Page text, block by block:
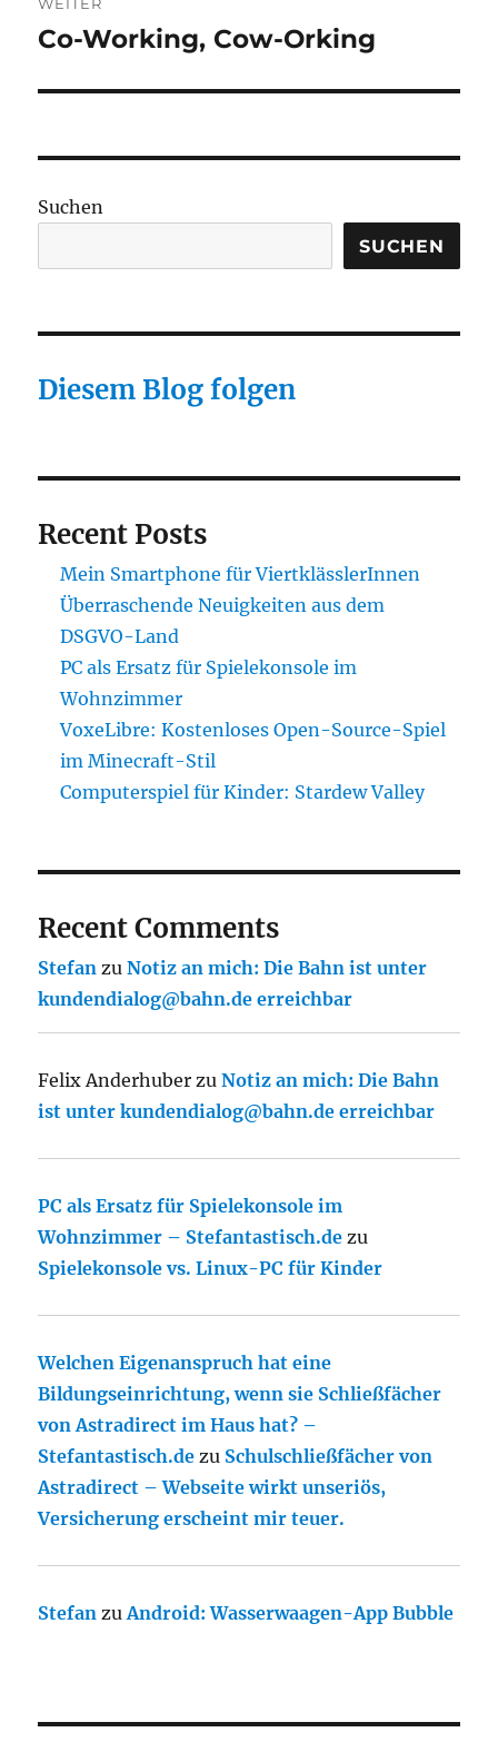
Nächster
Co-Working, Cow-Orking
Suchen
SUCHEN
Diesem Blog folgen
Recent Posts
Mein Smartphone für ViertklässlerInnen
Überraschende Neuigkeiten aus dem
DSGVO-Land
PC als Ersatz für Spielekonsole im
Wohnzimmer
VoxeLibre: Kostenloses Open-Source-Spiel
im Minecraft-Stil
Computerspiel für Kinder: Stardew Valley
Recent Comments
Stefan zuNotiz an mich: Die Bahn ist unter
kundendialog@bahn.de erreichbar
Felix Anderhuber zuNotiz an mich: Die Bahn
ist unter kundendialog@bahn.de erreichbar
PC als Ersatz für Spielekonsole im
Wohnzimmer – Stefantastisch.de zu
Spielekonsole vs. Linux-PC für Kinder
Welchen Eigenanspruch hat eine
Bildungseinrichtung, wenn sie Schließfächer
von Astradirect im Haus hat? –
Stefantastisch.de zu Schulschließfächer von
Astradirect – Webseite wirkt unseriös,
Versicherung erscheint mir teuer.
Stefan zuAndroid: Wasserwaagen-App Bubble